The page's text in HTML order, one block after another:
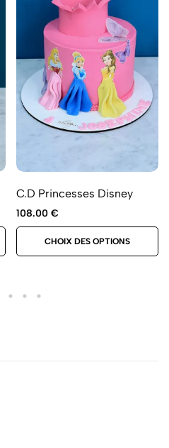
C.D Princesses Disney
108.00 €
CHOIX DES OPTIONS